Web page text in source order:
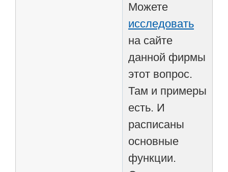
Можете
исследовать
на сайте
данной фирмы
этот вопрос.
Там и примеры
есть. И
расписаны
основные
функции.